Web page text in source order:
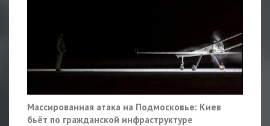
Массированная атака на Подмосковье: Киев
бьёт по гражданской инфраструктуре